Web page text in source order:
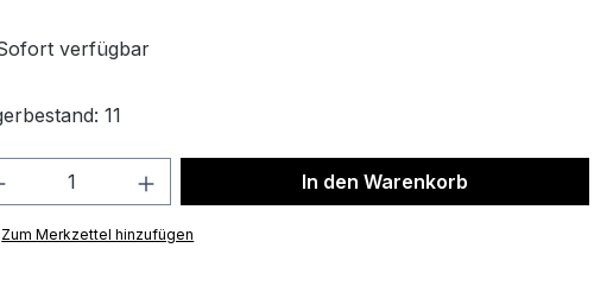
verfügbar
11
Anzahl: Gib den gewünschten Wert
In den Warenkorb
Zum Merkzettel hinzufügen